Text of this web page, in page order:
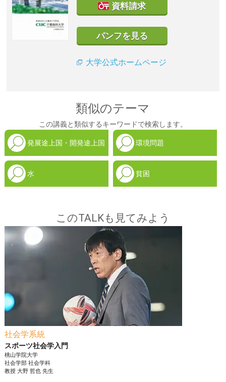
資料請求
パンフを見る
大学公式ホームページ
類似のテーマ
この講義と類似するキーワードで検索します。
発展途上国・開発途上国 環境問題
水 貧困
このTALKも見てみよう
社会学系統
スポーツ社会学入門
桃山学院大学
社会学部 社会学科
教授 大野 哲也先生